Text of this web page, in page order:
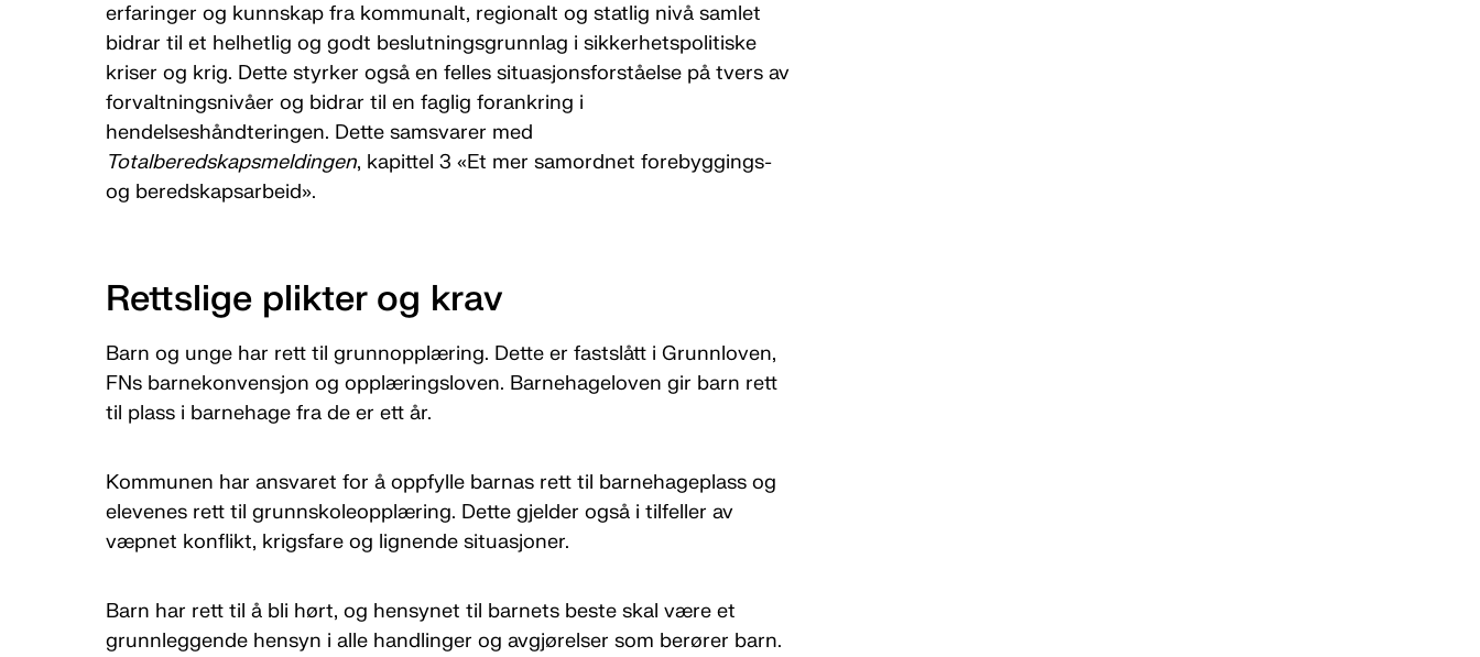
erfaringer og kunnskap fra kommunalt, regionalt og statlig nivå samlet
bidrar til et helhetlig og godt beslutningsgrunnlag i sikkerhetspolitiske
kriser og krig. Dette styrker også en felles situasjonsforståelse på tvers av
forvaltningsnivåer og bidrar til en faglig forankring i
hendelseshåndteringen. Dette samsvarer med
Totalberedskapsmeldingen, kapittel 3 «Et mer samordnet forebyggings-
og beredskapsarbeid».
Rettslige plikter og krav
Barn og unge har rett til grunnopplæring. Dette er fastslått i Grunnloven,
FNs barnekonvensjon og opplæringsloven. Barnehageloven gir barn rett
til plass i barnehage fra de er ett år.
Kommunen har ansvaret for å oppfylle barnas rett til barnehageplass og
elevenes rett til grunnskoleopplæring. Dette gjelder også i tilfeller av
væpnet konflikt, krigsfare og lignende situasjoner.
Barn har rett til å bli hørt, og hensynet til barnets beste skal være et
grunnleggende hensyn i alle handlinger og avgjørelser som berører barn.